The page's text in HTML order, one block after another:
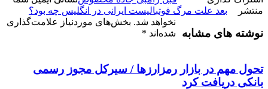
بعد علت مرگ فوتبالیست ایرانی در انگلیس چه بود؟
نوشته های مشابه
تحول مهم در بازار رمزارزها / سیرکل مجوز رسمی
بانکی دریافت کرد
منتشر
نخواهد شد. بخش‌های موردنیاز علامت‌گذاری
شده‌اند *